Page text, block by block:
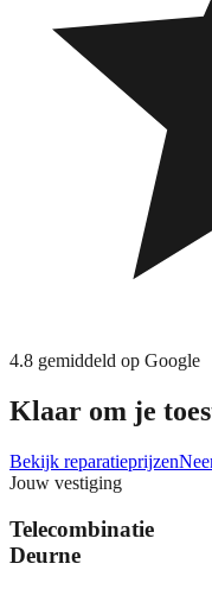
4.8 gemiddeld op Google
Klaar om je
Bekijk reparatieprijzen
Jouw vestiging
Telecombinatie
Deurne